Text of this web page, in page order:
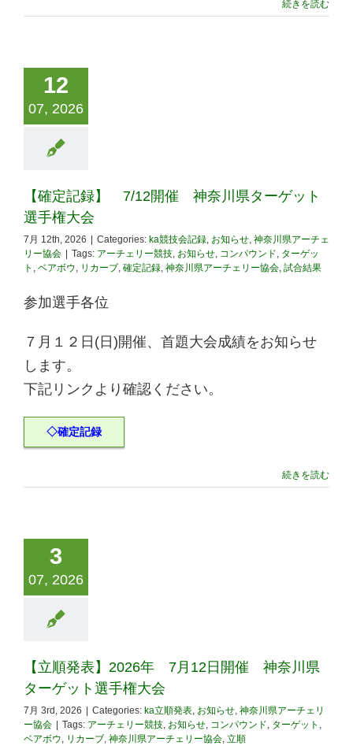
続きを読む
12
07, 2026
【確定記録】 7/12開催 神奈川県ターゲット
選手権大会
7月 12th, 2026 Categories: ka競技会記録, お知らせ, 神奈川県アーチェ
リー協会
Tags: アーチェリー競技, お知らせ, コンパウンド, ターゲッ
ト , ベアボウ, リカーブ, 確定記録, 神奈川県アーチェリー協会, 試合結果
参加選手各位
７月１２日(日)開催、首題大会成績をお知らせ
します。
下記リンクより確認ください。
◇確定記録
続きを読む
3
07, 2026
【立順発表】2026年 7月12日開催 神奈川県
ターゲット選手権大会
7月 3rd, 2026 Categories: ka立順発表, お知らせ, 神奈川県アーチェリ
ー協会
Tags: アーチェリー競技, お知らせ, コンパウンド, ターゲット ,
ベアボウ, リカーブ, 神奈川県アーチェリー協会, 立順